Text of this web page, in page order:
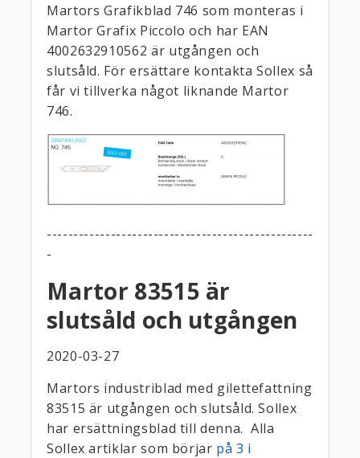
Martors Grafikblad 746 som monteras i
Martor Grafix Piccolo och har EAN
4002632910562 är utgången och
slutsåld. För ersättare kontakta Sollex så
får vi tillverka något liknande Martor
746.
--------------------------------------------------
-
Martor 83515 är
slutsåld och utgången
2020-03-27
Martors industriblad med gilettefattning
83515 är utgången och slutsåld. Sollex
har ersättningsblad till denna. Alla
Sollex artiklar som börjar på 3 i